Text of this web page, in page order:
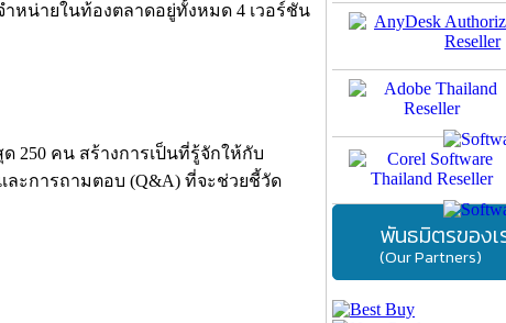
หน่ายในท้องตลาดอยู่ทั้งหมด 4 เวอร์ชัน
250 คน สร้างการเป็นที่รู้จักให้กับ
ละการถามตอบ (Q&A) ที่จะช่วยชี้วัด
พันธมิตรของเ
(Our Partners)